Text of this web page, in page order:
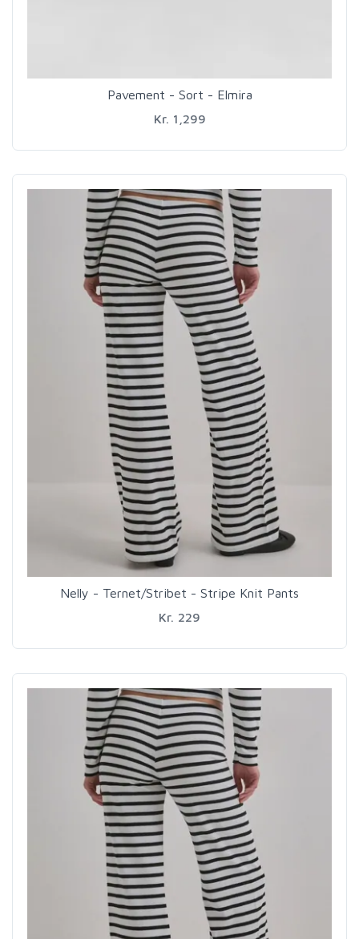
Pavement - Sort - Elmira
Kr. 1,299
Nelly - Ternet/Stribet - Stripe Knit Pants
Kr. 229